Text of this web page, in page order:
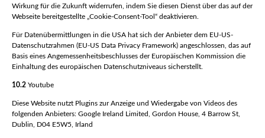
Wirkung für die Zukunft widerrufen, indem Sie diesen Dienst über das auf der
Webseite bereitgestellte „Cookie-Consent-Tool“ deaktivieren.
Für Datenübermittlungen in die USA hat sich der Anbieter dem EU-US-
Datenschutzrahmen (EU-US Data Privacy Framework) angeschlossen, das auf
Basis eines Angemessenheitsbeschlusses der Europäischen Kommission die
Einhaltung des europäischen Datenschutzniveaus sicherstellt.
10.2 Youtube
Diese Website nutzt Plugins zur Anzeige und Wiedergabe von Videos des
folgenden Anbieters: Google Ireland Limited, Gordon House, 4 Barrow St,
Dublin, D04 E5W5, Irland